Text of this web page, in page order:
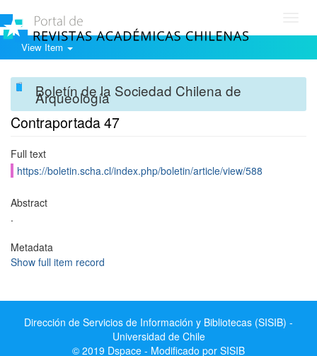
View Item
Boletín de la Sociedad Chilena de
Arqueología
Contraportada 47
Full text
https://boletin.scha.cl/index.php/boletin/article/view/588
Abstract
.
Metadata
Show full item record
Dirección de Servicios de Información y Bibliotecas (SISIB) -
Universidad de Chile
© 2019 Dspace - Modificado por SISIB